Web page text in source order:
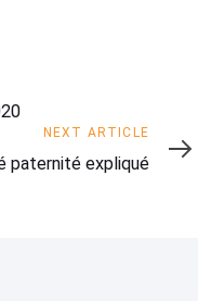
NEXT ARTICLE
paternité expliqué